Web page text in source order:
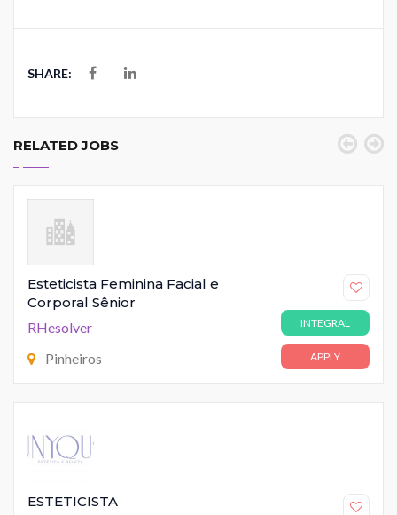
SHARE:
RELATED JOBS
Esteticista Feminina Facial e
Corporal Sênior
RHesolver
Pinheiros
INTEGRAL
APPLY
ESTETICISTA